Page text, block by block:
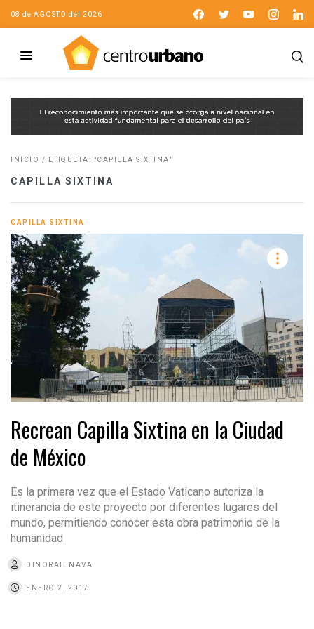
08 de AGOSTO del 2026
INICIO / ETIQUETA: "CAPILLA SIXTINA"
CAPILLA SIXTINA
CAPILLA SIXTINA
Recrean Capilla Sixtina en la Ciudad
de México
Es la primera vez que el Estado Vaticano autoriza la
itinerancia de este proyecto por diferentes lugares del
mundo, permitiendo conocer esta obra patrimonio de la
humanidad
DINORAH NAVA
ENERO 2, 2017